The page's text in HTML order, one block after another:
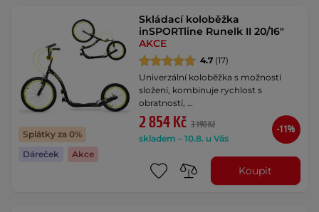
Splátky za 0%
Dáreček
Akce
Skládací koloběžka
inSPORTline Runelk II 20/16"
AKCE
4.7 (17)
Univerzální koloběžka s možností
složení, kombinuje rychlost s
obratností, …
2 854 Kč 3 190 Kč
skladem – 10.8. u Vás
-11%
Koupit